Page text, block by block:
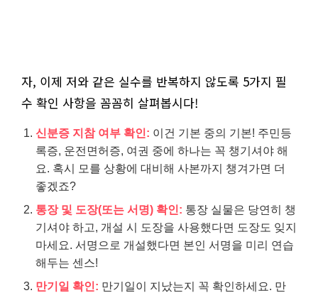
자, 이제 저와 같은 실수를 반복하지 않도록 5가지 필
수 확인 사항을 꼼꼼히 살펴봅시다!
신분증 지참 여부 확인: 이건 기본 중의 기본! 주민등
록증, 운전면허증, 여권 중에 하나는 꼭 챙기셔야 해
요. 혹시 모를 상황에 대비해 사본까지 챙겨가면 더
좋겠죠?
통장 및 도장(또는 서명) 확인: 통장 실물은 당연히 챙
기셔야 하고, 개설 시 도장을 사용했다면 도장도 잊지
마세요. 서명으로 개설했다면 본인 서명을 미리 연습
해두는 센스!
만기일 확인: 만기일이 지났는지 꼭 확인하세요. 만